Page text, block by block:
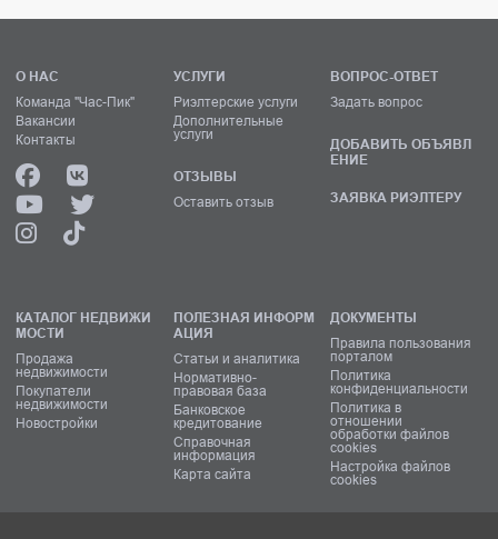
О НАС
Команда "Час-Пик"
Вакансии
Контакты
УСЛУГИ
Риэлтерские услуги
Дополнительные
услуги
ОТЗЫВЫ
Оставить отзыв
ВОПРОС-ОТВЕТ
Задать вопрос
ДОБАВИТЬ ОБЪЯВЛ
ЕНИЕ
ЗАЯВКА РИЭЛТЕРУ
КАТАЛОГ НЕДВИЖИ
МОСТИ
Продажа
недвижимости
Покупатели
недвижимости
Новостройки
ПОЛЕЗНАЯ ИНФОРМ
АЦИЯ
Статьи и аналитика
Нормативно-
правовая база
Банковское
кредитование
Справочная
информация
Карта сайта
ДОКУМЕНТЫ
Правила пользования
порталом
Политика
конфиденциальности
Политика в
отношении
обработки файлов
cookies
Настройка файлов
cookies